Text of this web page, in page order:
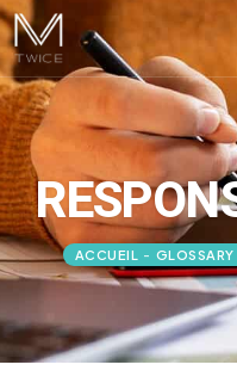
ACCUEIL - GLOSSARY